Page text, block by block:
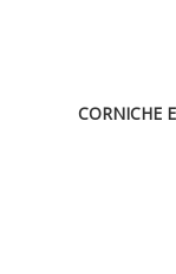
CORNICHE